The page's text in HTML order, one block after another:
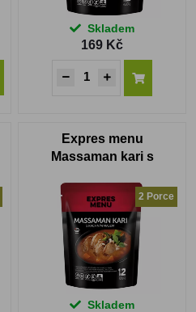
Skladem
169 Kč
Expres menu
Massaman kari s
PORCE
2 Porce
Skladem